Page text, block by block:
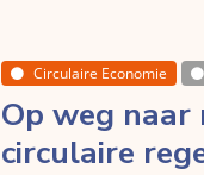
Circulaire Economie
Op weg
circulaire